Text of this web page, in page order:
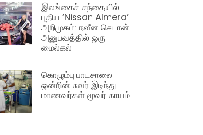
இலங்கைச் சந்தையில்
புதிய ‘Nissan Almera’
அறிமுகம்: நவீன செடான்
அனுபவத்தில் ஒரு
மைல்கல்
கொழும்பு பாடசாலை
ஒன்றின் சுவர் இடிந்து
மாணவர்கள் மூவர் காயம்